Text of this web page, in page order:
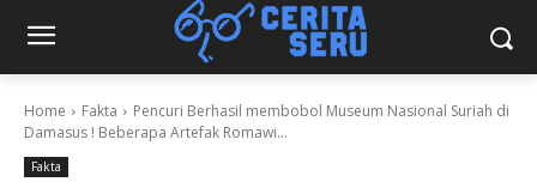
Home Fakta
Pencuri Berhasil membobol Museum Nasional Suriah di
Damasus ! Beberapa Artefak Romawi...
Fakta